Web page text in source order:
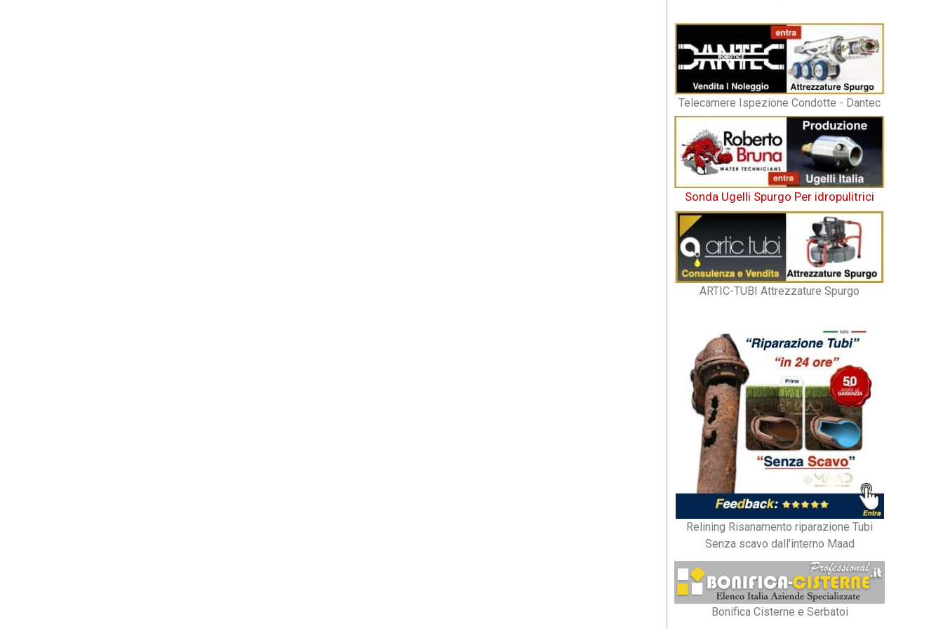
Telecamere Ispezione Condotte - Dantec
Sonda Ugelli Spurgo Per idropulitrici
ARTIC-TUBI Attrezzature Spurgo
Relining Risanamento riparazione Tubi
Senza scavo dall'interno Maad
Bonifica Cisterne e Serbatoi